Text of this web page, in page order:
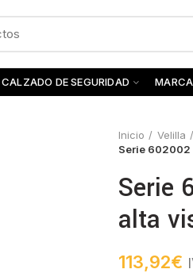
CALZADO DE SEGURIDAD
Inicio Velilla
Serie
Serie
alta
113,92€